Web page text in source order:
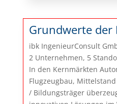
Grundwerte der
ibk IngenieurConsult
2 Unternehmen, 5
In den Kernmärkten
Flugzeugbau,
/ Bildungsträger